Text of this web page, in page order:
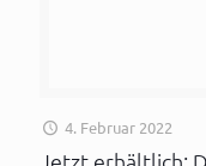
4. Februar 2022
Jetzt erhältlich: